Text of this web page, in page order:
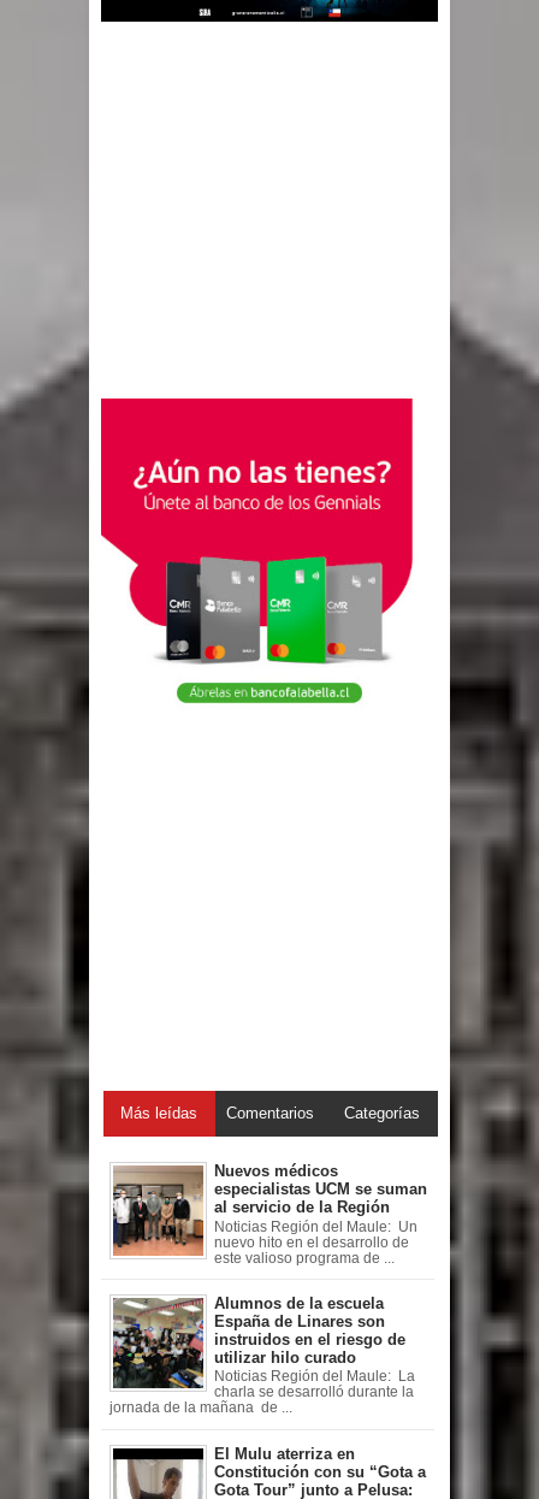
Más leídas Comentarios Categorías
Nuevos médicos
especialistas UCM se suman
al servicio de la Región
Noticias Región del Maule: Un
nuevo hito en el desarrollo de
este valioso programa de ...
Alumnos de la escuela
España de Linares son
instruidos en el riesgo de
utilizar hilo curado
Noticias Región del Maule: La
charla se desarrolló durante la
jornada de la mañana de ...
El Mulu aterriza en
Constitución con su “Gota a
Gota Tour” junto a Pelusa: